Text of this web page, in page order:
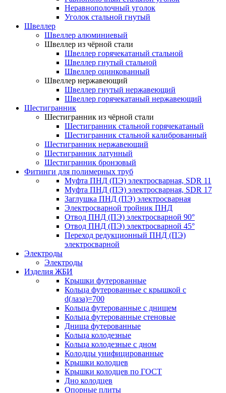
Неравнополочный уголок
Уголок стальной гнутый
Швеллер
Швеллер алюминиевый
Швеллер из чёрной стали
Швеллер горячекатаный стальной
Швеллер гнутый стальной
Швеллер оцинкованный
Швеллер нержавеющий
Швеллер гнутый нержавеющий
Швеллер горячекатаный нержавеющий
Шестигранник
Шестигранник из чёрной стали
Шестигранник стальной горячекатаный
Шестигранник стальной калиброванный
Шестигранник нержавеющий
Шестигранник латунный
Шестигранник бронзовый
Фитинги для полимерных труб
Муфта ПНД (ПЭ) электросварная, SDR 11
Муфта ПНД (ПЭ) электросварная, SDR 17
Заглушка ПНД (ПЭ) электросварная
Электросварной тройник ПНД
Отвод ПНД (ПЭ) электросварной 90°
Отвод ПНД (ПЭ) электросварной 45°
Переход редукционный ПНД (ПЭ)
электросварной
Электроды
Электроды
Изделия ЖБИ
Крышки футерованные
Кольца футерованные с крышкой с
d(лаза)=700
Кольца футерованные с днищем
Кольца футерованные стеновые
Днища футерованные
Кольца колодезные
Кольца колодезные с дном
Колодцы унифицированные
Крышки колодцев
Крышки колодцев по ГОСТ
Дно колодцев
Опорные плиты